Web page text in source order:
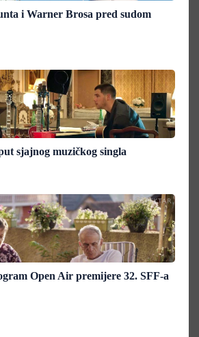
i Warner Brosa pred sudom
sjajnog muzičkog singla
Open Air premijere 32. SFF-a